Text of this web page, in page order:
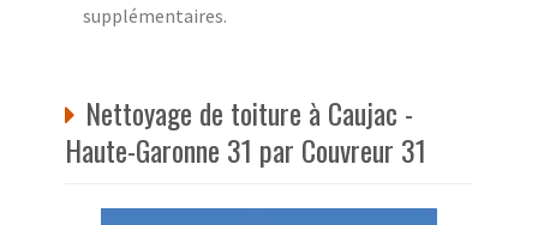
supplémentaires.
Nettoyage de toiture à Caujac -
Haute-Garonne 31 par Couvreur 31